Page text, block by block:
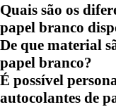
Quais são os
papel branco
De que material
papel branco?
É possível
autocolantes de